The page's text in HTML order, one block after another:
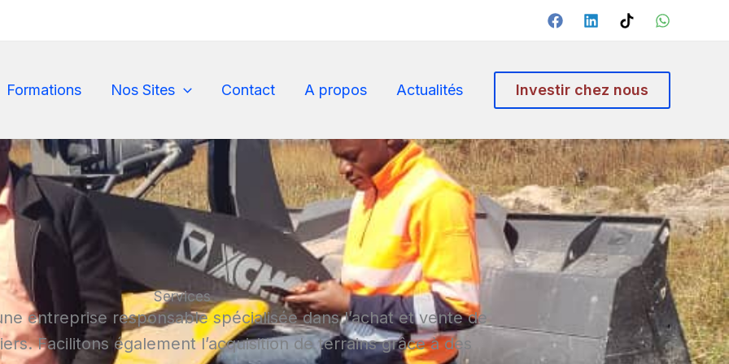
Formations Nos Sites Contact A propos Actualités Investir chez nous
Services
entreprise responsable spécialisée dans l’achat et vente de
Facilitons également l’acquisition de terrains grâce à des